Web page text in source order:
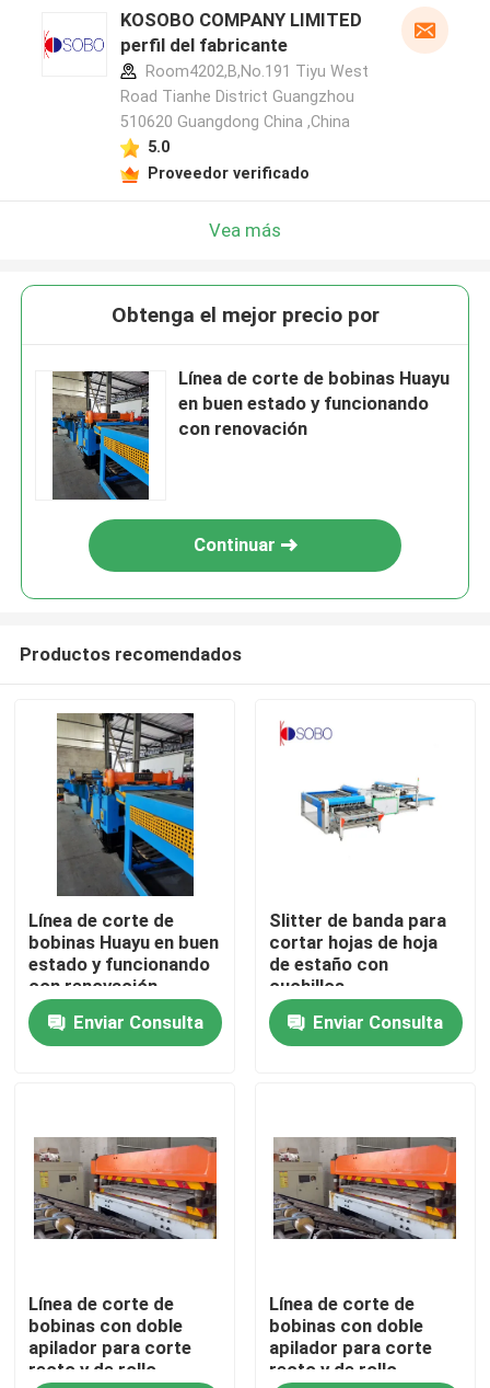
Productos
Vídeos
Viaje de la fábrica
Control de calidad
Pida una cita
lata automática que hace la máquina
KOSOBO COMPANY LIMITED
perfil del fabricante
Room4202,B,No.191 Tiyu West
Road Tianhe District Guangzhou
510620 Guangdong China ,China
5.0
Proveedor verificado
Vea más
Obtenga el mejor precio por
Línea de corte de bobinas Huayu
en buen estado y funcionando
con renovación
Continuar
Productos recomendados
Línea de corte de
bobinas Huayu en buen
estado y funcionando
con renovación
Enviar Consulta
Slitter de banda para
cortar hojas de hoja
de estaño con
cuchillos
personalizados
Enviar Consulta
Línea de corte de
bobinas con doble
apilador para corte
recto y de rollo
Línea de corte de
bobinas con doble
apilador para corte
recto y de rollo